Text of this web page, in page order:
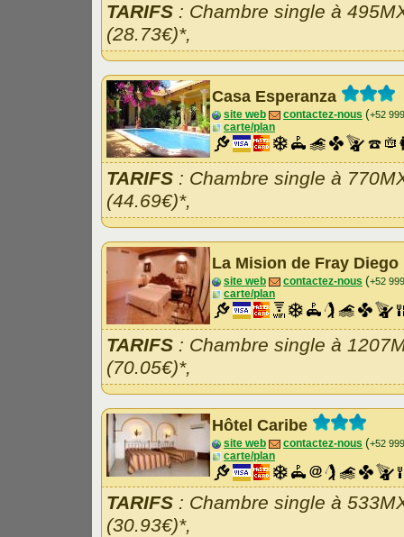
TARIFS : Chambre single à
(28.73€)*,
Casa Esperanza
site web contactez-nous (+52
carte/plan
TARIFS : Chambre single à
(44.69€)*,
La Mision de Fray Diego
site web contactez-nous (+52
carte/plan
TARIFS : Chambre single à
(70.05€)*,
Hôtel Caribe
site web contactez-nous (+52
carte/plan
TARIFS : Chambre single à
(30.93€)*,